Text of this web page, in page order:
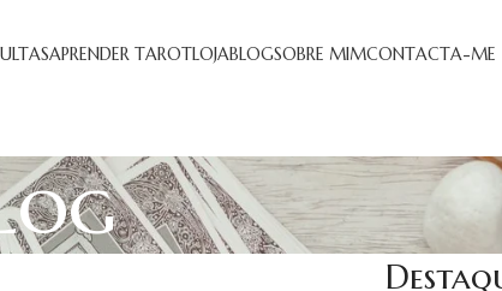
APRENDER TAROTLOJABLOGSOBRE MIMCONTACTA-ME